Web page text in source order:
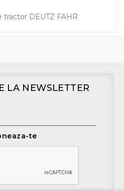
tractor DEUTZ FAHR
LA NEWSLETTER
te